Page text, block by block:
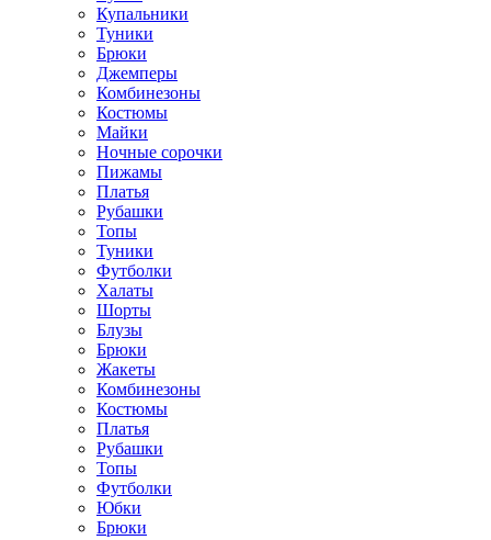
Купальники
Туники
Брюки
Джемперы
Комбинезоны
Костюмы
Майки
Ночные сорочки
Пижамы
Платья
Рубашки
Топы
Туники
Футболки
Халаты
Шорты
Блузы
Брюки
Жакеты
Комбинезоны
Костюмы
Платья
Рубашки
Топы
Футболки
Юбки
Брюки